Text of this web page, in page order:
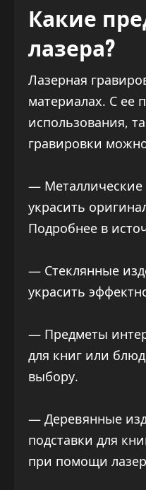
Какие
лазера?
Лазерная
материалах. С ее
использования,
гравировки
— Металлические
украсить
Подробнее в
— Стеклянные
украсить
— Предметы
для книг или
выбору.
— Деревянные
подставки для
при помощи